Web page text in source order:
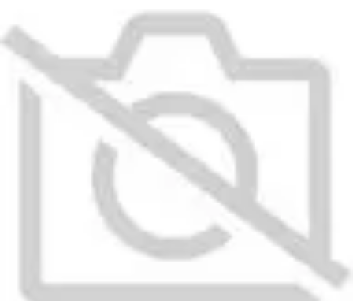
Prêts et Crédits
Crédits et Emprunts
financière
Crédits et Financements
Conseil Banque